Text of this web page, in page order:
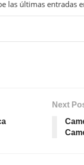
las últimas entradas
Next